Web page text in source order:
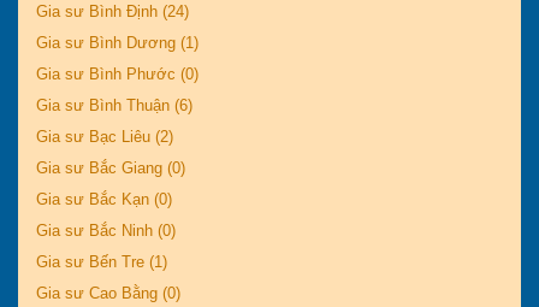
Gia sư Bình Định (24)
Gia sư Bình Dương (1)
Gia sư Bình Phước (0)
Gia sư Bình Thuận (6)
Gia sư Bạc Liêu (2)
Gia sư Bắc Giang (0)
Gia sư Bắc Kạn (0)
Gia sư Bắc Ninh (0)
Gia sư Bến Tre (1)
Gia sư Cao Bằng (0)